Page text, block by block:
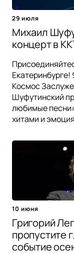
29 июля
Михаил
концерт в
Космос
Шуфутинский
любимые
хитами и
10 июня
Григорий
пропустите
событие